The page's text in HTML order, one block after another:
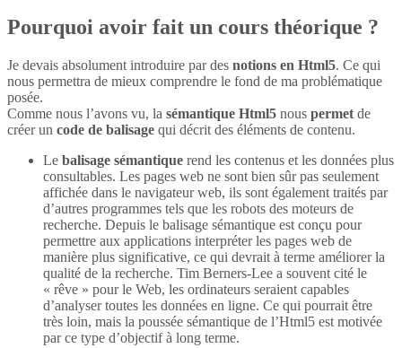
Pourquoi avoir fait un cours théorique ?
Je devais absolument introduire par des notions en Html5. Ce qui
nous permettra de mieux comprendre le fond de ma problématique
posée.
Comme nous l’avons vu, la sémantique Html5 nous permet de
créer un code de balisage qui décrit des éléments de contenu.
Le balisage sémantique rend les contenus et les données plus
consultables. Les pages web ne sont bien sûr pas seulement
affichée dans le navigateur web, ils sont également traités par
d’autres programmes tels que les robots des moteurs de
recherche. Depuis le balisage sémantique est conçu pour
permettre aux applications interpréter les pages web de
manière plus significative, ce qui devrait à terme améliorer la
qualité de la recherche. Tim Berners-Lee a souvent cité le
« rêve » pour le Web, les ordinateurs seraient capables
d’analyser toutes les données en ligne. Ce qui pourrait être
très loin, mais la poussée sémantique de l’Html5 est motivée
par ce type d’objectif à long terme.